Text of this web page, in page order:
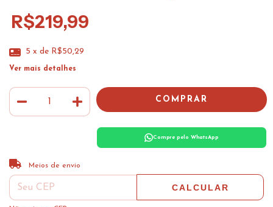
R$219,99
5 x de R$50,29
Ver mais detalhes
Compre pelo WhatsApp
Entregas para o CEP:
Meios de envio
CALCULAR